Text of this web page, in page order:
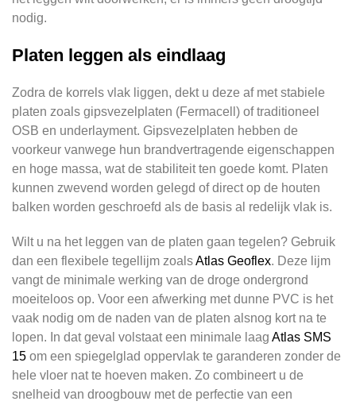
nodig.
Platen leggen als eindlaag
Zodra de korrels vlak liggen, dekt u deze af met stabiele
platen zoals gipsvezelplaten (Fermacell) of traditioneel
OSB en underlayment. Gipsvezelplaten hebben de
voorkeur vanwege hun brandvertragende eigenschappen
en hoge massa, wat de stabiliteit ten goede komt. Platen
kunnen zwevend worden gelegd of direct op de houten
balken worden geschroefd als de basis al redelijk vlak is.
Wilt u na het leggen van de platen gaan tegelen? Gebruik
dan een flexibele tegellijm zoalsAtlas Geoflex. Deze lijm
vangt de minimale werking van de droge ondergrond
moeiteloos op. Voor een afwerking met dunne PVC is het
vaak nodig om de naden van de platen alsnog kort na te
lopen. In dat geval volstaat een minimale laag Atlas SMS
15 om een spiegelglad oppervlak te garanderen zonder de
hele vloer nat te hoeven maken. Zo combineert u de
snelheid van droogbouw met de perfectie van een